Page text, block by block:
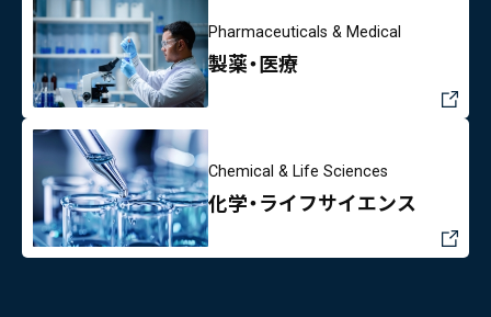
Pharmaceuticals & Medical
製薬・医療
Chemical & Life Sciences
化学・ライフサイエンス